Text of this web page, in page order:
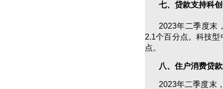
七、贷款支持科
2023年二季度末
2.1个百分点。科技
点。
八、住户消费贷
2023年二季度末